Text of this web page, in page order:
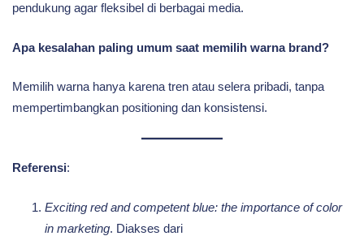
pendukung agar fleksibel di berbagai media.
Apa kesalahan paling umum saat memilih warna brand?
Memilih warna hanya karena tren atau selera pribadi, tanpa
mempertimbangkan positioning dan konsistensi.
Referensi:
Exciting red and competent blue: the importance of color
in marketing. Diakses dari